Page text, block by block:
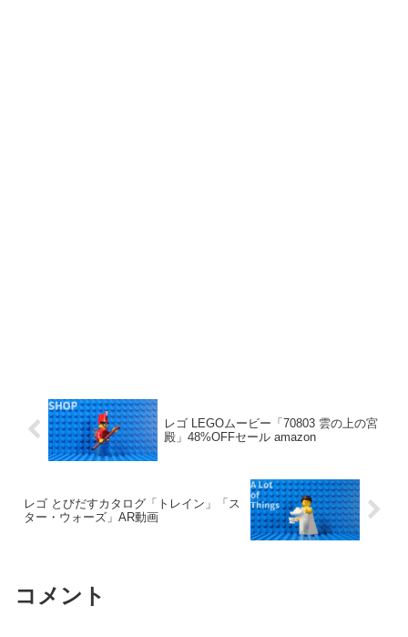
レゴ LEGOムービー「70803 雲の上の宮
殿」48%OFFセール amazon
レゴ とびだすカタログ「トレイン」「ス
ター・ウォーズ」AR動画
コメント